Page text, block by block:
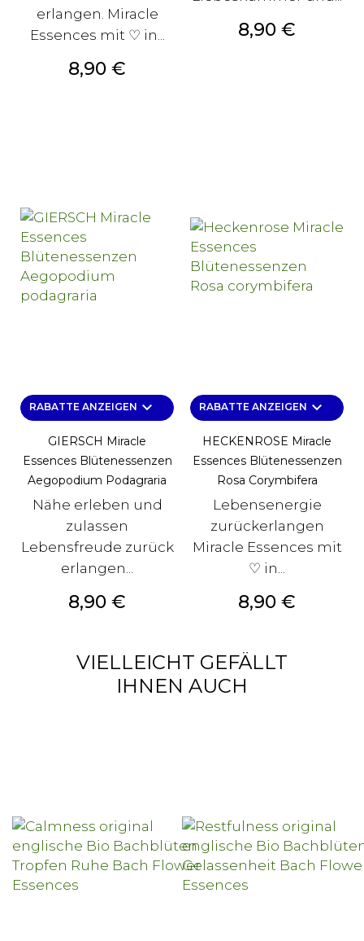
erlangen. Miracle
Essences mit ♡ in...
Preis
8,90 €
Preis
8,90 €
RABATTE ANZEIGEN keyboard_arrow_down
GIERSCH Miracle
Essences Blütenessenzen
Aegopodium Podagraria
Nähe erleben und
zulassen
Lebensfreude zurück
erlangen...
Preis
8,90 €
RABATTE ANZEIGEN keyboard_arrow_down
HECKENROSE Miracle
Essences Blütenessenzen
Rosa Corymbifera
Lebensenergie
zurückerlangen
Miracle Essences mit
♡ in...
Preis
8,90 €
VIELLEICHT GEFÄLLT
IHNEN AUCH